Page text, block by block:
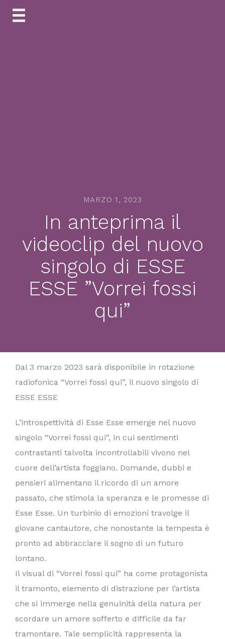
Skip
MARZO 1, 2023
In anteprima il
videoclip del nuovo
singolo di ESSE
ESSE ”Vorrei fossi
qui”
Dal 3 marzo 2023 sarà disponibile in rotazione
radiofonica “Vorrei fossi qui”, il nuovo singolo di
ESSE ESSE
L’introspettività di Esse Esse emerge nel nuovo
singolo “Vorrei fossi qui”, in cui sentimenti
contrastanti talvolta incontrollabili vivono nel
cuore dell’artista foggiano. Domande, dubbi e
pensieri alimentano il ricordo di un amore
passato, che stimola la speranza e le promesse di
Esse Esse. Un turbinio di emozioni travolge il
giovane cantautore, che nonostante la tempesta è
pronto ad abbracciare il sogno di un futuro
lontano.
Il visual di “Vorrei fossi qui” ha come protagonista
il tramonto, elemento di distrazione per l’artista
che si immerge nella genuinità della natura per
scordare un amore sofferto e difficile da far
tramontare. Tale semplicità rappresenta la